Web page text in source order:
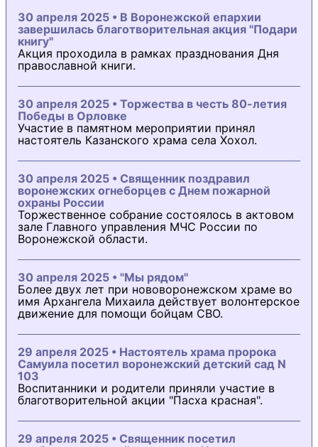
30 апреля 2025 • В Воронежской епархии
завершилась благотворительная акция "Подари
книгу"
Акция проходила в рамках празднования Дня
православной книги.
30 апреля 2025 • Торжества в честь 80-летия
Победы в Орловке
Участие в памятном мероприятии принял
настоятель Казанского храма села Хохол.
30 апреля 2025 • Священник поздравил
воронежских огнеборцев с Днем пожарной
охраны России
Торжественное собрание состоялось в актовом
зале Главного управления МЧС России по
Воронежской области.
30 апреля 2025 • "Мы рядом"
Более двух лет при нововоронежском храме во
имя Архангела Михаила действует волонтерское
движение для помощи бойцам СВО.
29 апреля 2025 • Настоятель храма пророка
Самуила посетил воронежский детский сад N
103
Воспитанники и родители приняли участие в
благотворительной акции "Пасха красная".
29 апреля 2025 • Священник посетил